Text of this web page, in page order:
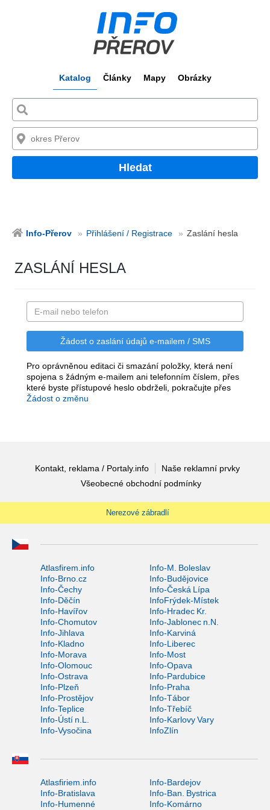
Katalog Články Mapy Obrázky
Hledat
Info-Přerov Přihlášení / Registrace Zaslání hesla
ZASLÁNÍ HESLA
Pro oprávněnou editaci či smazání položky, která není
spojena s žádným e-mailem ani telefonním číslem, přes
které byste přístupové heslo obdrželi, pokračujte přes
Žádost o změnu
Kontakt, reklama / Portaly.info
Naše reklamní prvky
Všeobecné obchodní podmínky
Nerezové zábradlí
Atlasfirem.info
Info-M. Boleslav
Info-Brno.cz
Info-Budějovice
Info-Čechy
Info-Česká Lípa
Info-Děčín
InfoFrýdek-Místek
Info-Havířov
Info-Hradec Kr.
Info-Chomutov
Info-Jablonec n.N.
Info-Jihlava
Info-Karviná
Info-Kladno
Info-Liberec
Info-Morava
Info-Most
Info-Olomouc
Info-Opava
Info-Ostrava
Info-Pardubice
Info-Plzeň
Info-Praha
Info-Prostějov
Info-Tábor
Info-Teplice
Info-Třebíč
Info-Ústí n.L.
Info-Karlovy Vary
Info-Vysočina
InfoZlín
Atlasfiriem.info
Info-Bardejov
Info-Bratislava
Info-Ban. Bystrica
Info-Humenné
Info-Komárno